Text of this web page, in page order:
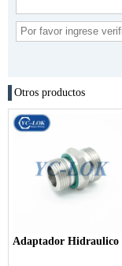
Otros productos
Adaptador Hidraulico